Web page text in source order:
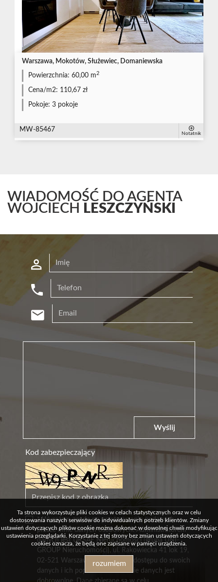
Warszawa, Mokotów, Służewiec, Domaniewska
Powierzchnia: 60,00 m 2
Cena/m2: 110,67 zł
Pokoje: 3 pokoje
MW-85467
Notatnik
WIADOMOŚĆ DO AGENTA
WOJCIECH
LESZCZYŃSKI
Wyślij
Kod zabezpieczający
* Wyrażam zgodę na przetwarzanie podanych
przeze mnie danych osobowych. Administratorem
danych jest URSAE Nieruchomości (grupa UNI-
GROUP Nieruchomości), ul. Rakowiecka 41 lok 19,
02-521 Warszawa. Mam prawo dostępu do swoich
danych i ich poprawiania. Podanie danych jest
Ta strona wykorzystuje pliki cookies w celach statystycznych oraz w celu
dostosowania naszych serwisów do indywidualnych potrzeb klientów. Zmiany
ustawień dotyczących plików cookie można dokonać w dowolnej chwili modyfikując
ustawienia przeglądarki. Korzystanie z tej strony bez zmian ustawień dotyczących
cookies oznacza, że będą one zapisane w pamięci urządzenia.
rozumiem